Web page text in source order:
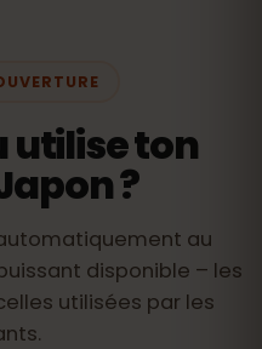
utilise ton
?
au
disponible – les
utilisées par les